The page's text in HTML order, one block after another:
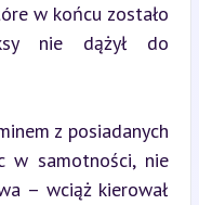
w końcu zostało
nie dążył do
z posiadanych
w samotności, nie
– wciąż kierował